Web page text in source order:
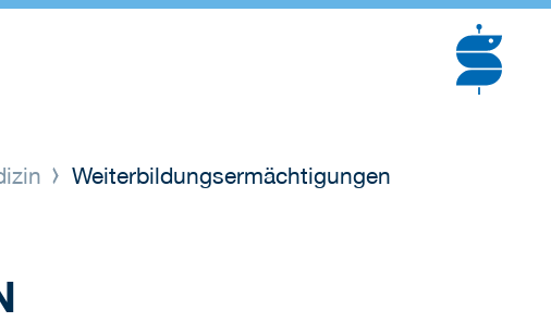
Weiterbildungsermächtigungen